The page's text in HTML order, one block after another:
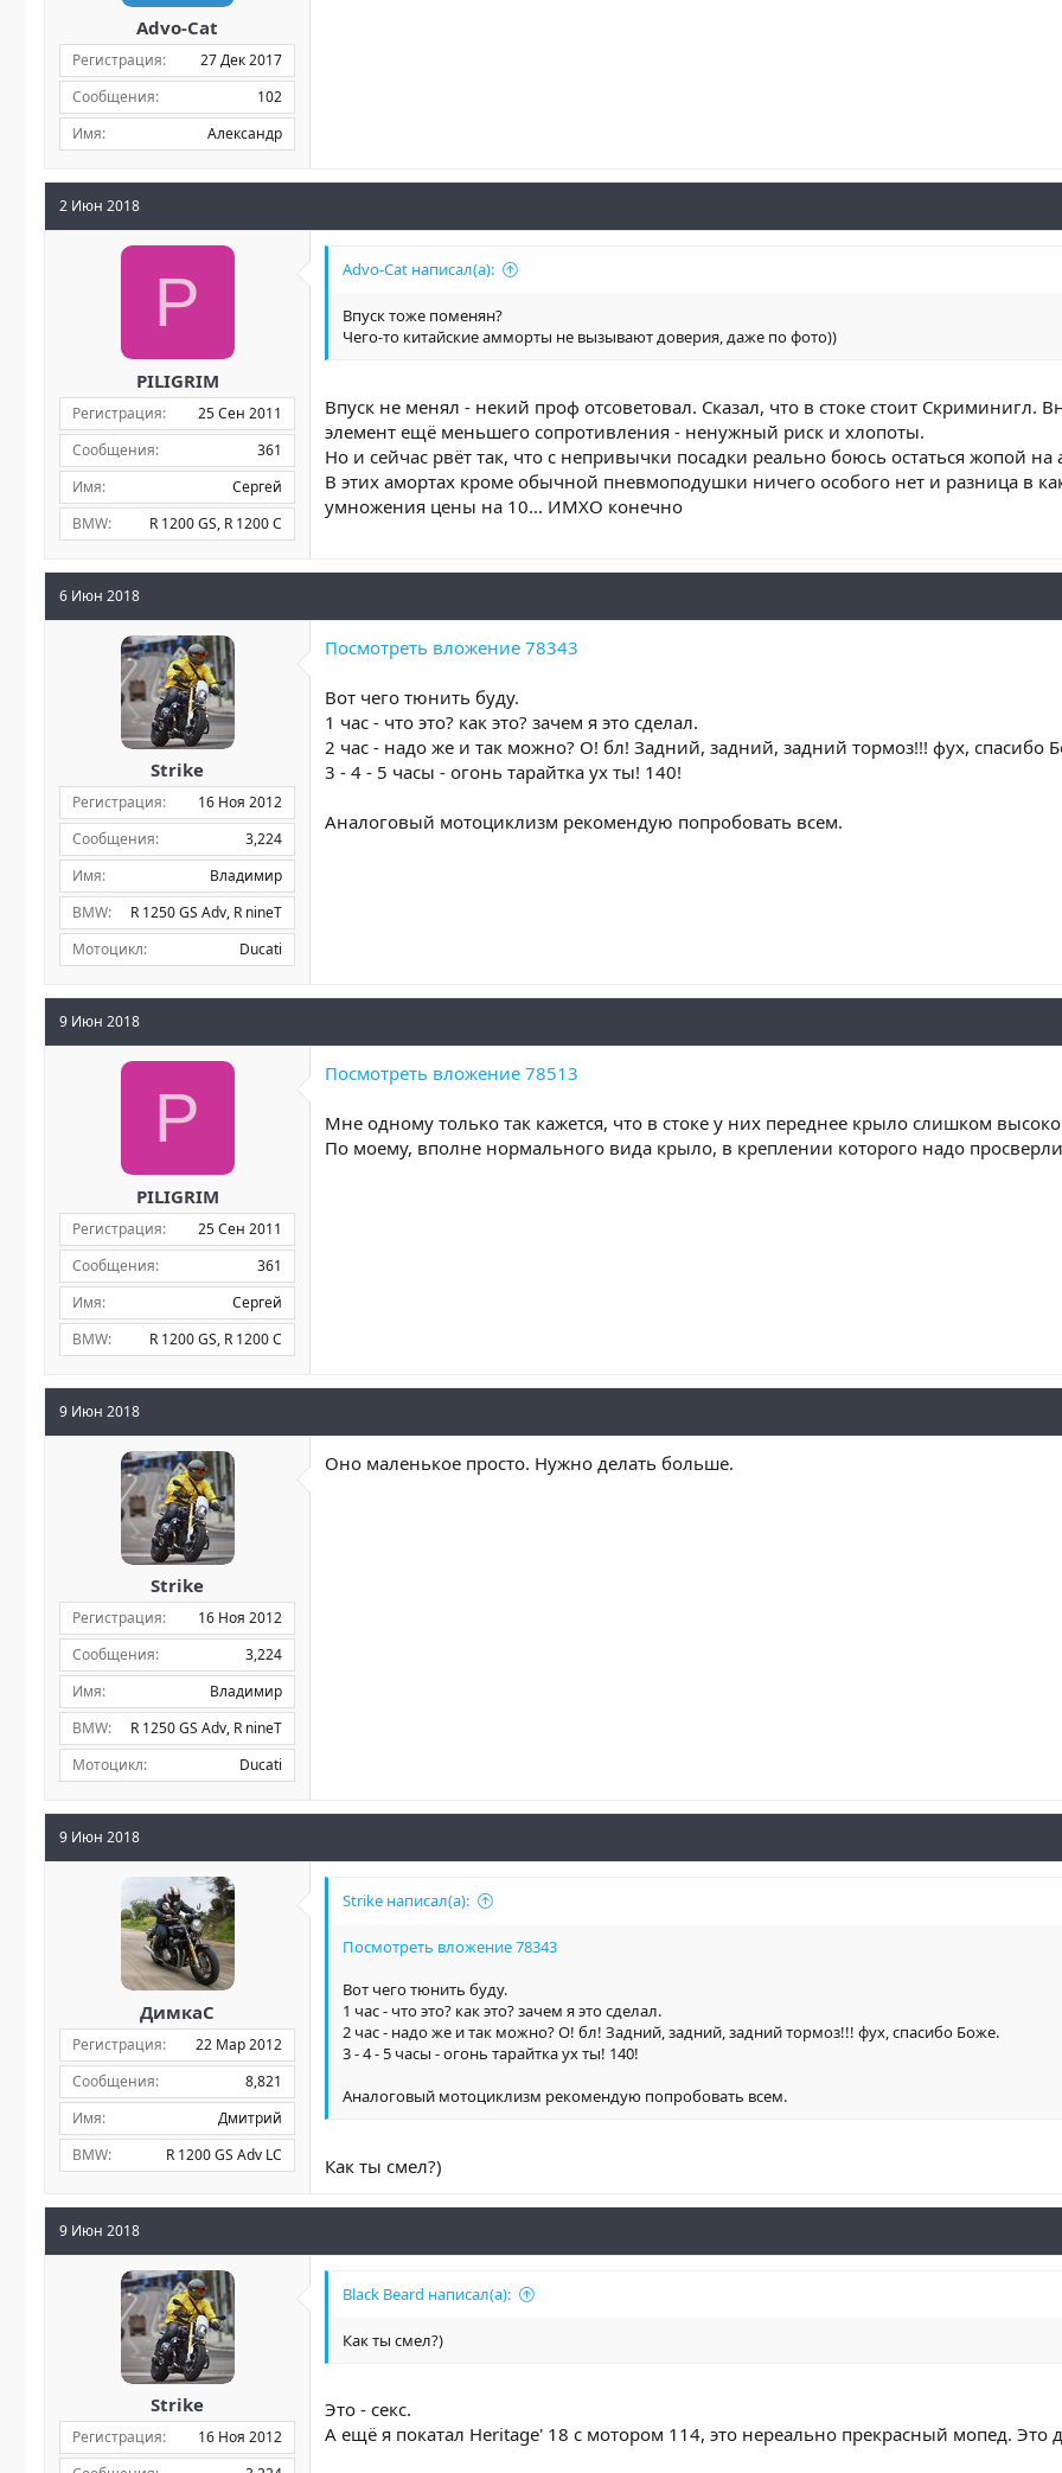
Advo-Cat
Регистрация
27 Дек 2017
Сообщения
102
Имя
Александр
2 Июн 2018
P
PILIGRIM
Регистрация
25 Сен 2011
Сообщения
361
Имя
Сергей
BMW
R 1200 GS R 1200 C
Advo-Cat написал(а):
Впуск тоже поменян?
Чего-то китайские амморты не вызывают доверия, даже по фото))
Впуск не менял - некий проф отсоветовал. Сказал, что в стоке стоит Скриминигл.
элемент ещё меньшего сопротивления - ненужный риск и хлопоты.
Но и сейчас рвёт так, что с непривычки посадки реально боюсь остаться жопой на
В этих амортах кроме обычной пневмоподушки ничего особого нет и разница в
умножения цены на 10... ИМХО конечно
6 Июн 2018
Strike
Регистрация
16 Ноя 2012
Сообщения
3,224
Имя
Владимир
BMW
R 1250 GS Adv R nineT
Мотоцикл
Ducati
Посмотреть вложение 78343
Вот чего тюнить буду.
1 час - что это? как это? зачем я это сделал.
2 час - надо же и так можно? О! бл! Задний, задний, задний тормоз!!! фух, спасибо
3 - 4 - 5 часы - огонь тарайтка ух ты! 140!
Аналоговый мотоциклизм рекомендую попробовать всем.
9 Июн 2018
P
PILIGRIM
Регистрация
25 Сен 2011
Сообщения
361
Имя
Сергей
BMW
R 1200 GS R 1200 C
Посмотреть вложение 78513
Мне одному только так кажется, что в стоке у них переднее крыло слишком
По моему, вполне нормального вида крыло, в креплении которого надо
9 Июн 2018
Strike
Регистрация
16 Ноя 2012
Сообщения
3,224
Имя
Владимир
BMW
R 1250 GS Adv R nineT
Мотоцикл
Ducati
Оно маленькое просто. Нужно делать больше.
9 Июн 2018
ДимкаС
Регистрация
22 Мар 2012
Сообщения
8,821
Имя
Дмитрий
BMW
R 1200 GS Adv LC
Strike написал(а):
Посмотреть вложение 78343
Вот чего тюнить буду.
1 час - что это? как это? зачем я это сделал.
2 час - надо же и так можно? О! бл! Задний, задний, задний тормоз!!! фух, спасибо Боже.
3 - 4 - 5 часы - огонь тарайтка ух ты! 140!
Аналоговый мотоциклизм рекомендую попробовать всем.
Как ты смел?)
9 Июн 2018
Strike
Регистрация
16 Ноя 2012
Black Beard написал(а):
Как ты смел?)
Это - секс.
А ещё я покатал Heritage' 18 с мотором 114, это нереально прекрасный мопед. Это